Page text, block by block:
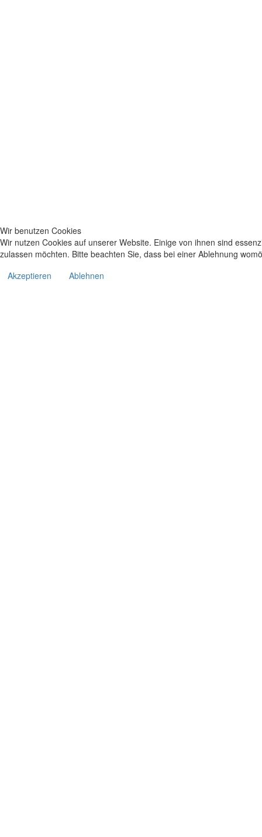
Wir benutzen Cookies
Wir nutzen Cookies auf unserer Website. Einige von ihnen sind
zulassen möchten. Bitte beachten Sie, dass bei einer Ablehnung
Akzeptieren
Ablehnen